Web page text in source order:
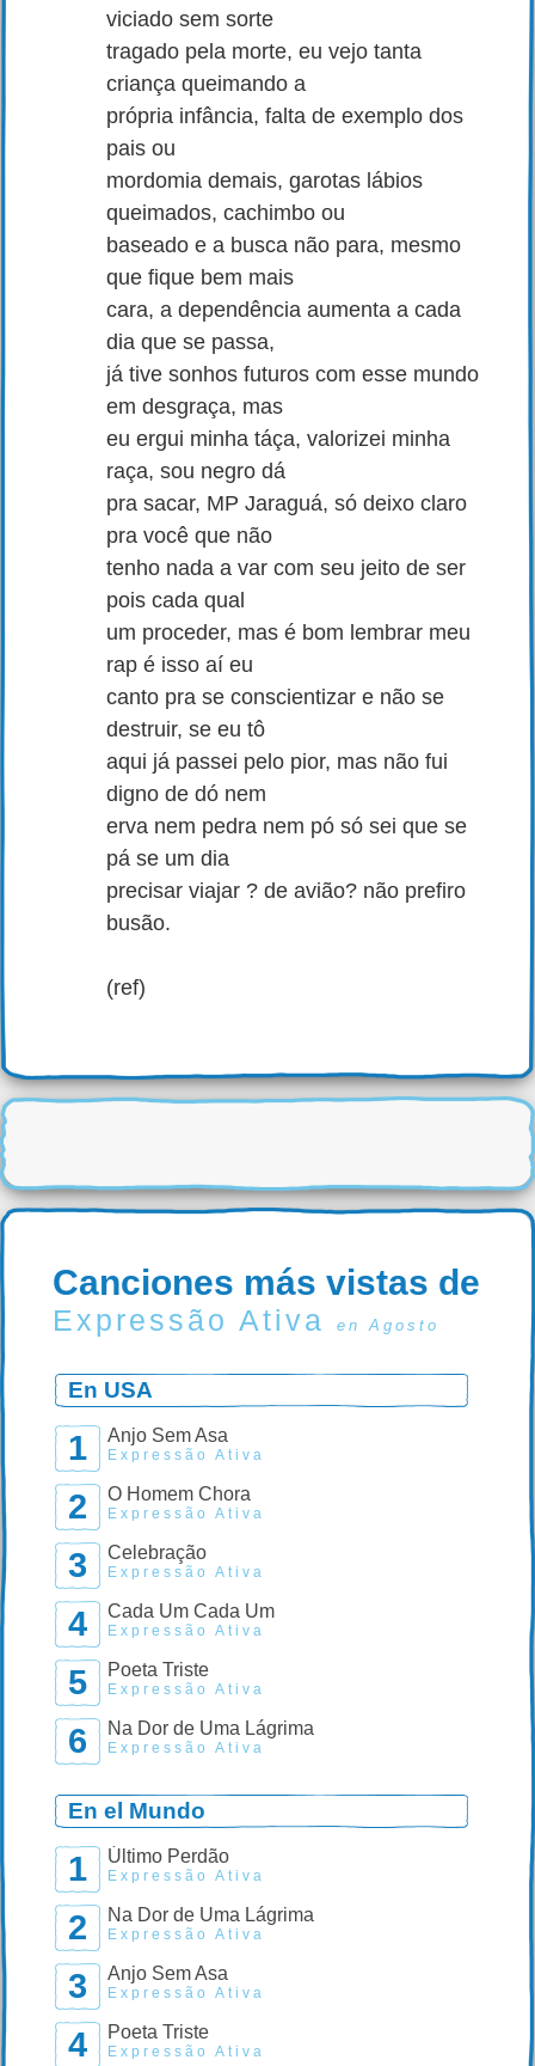
viciado sem sorte
tragado pela morte, eu vejo tanta
criança queimando a
própria infância, falta de exemplo dos
pais ou
mordomia demais, garotas lábios
queimados, cachimbo ou
baseado e a busca não para, mesmo
que fique bem mais
cara, a dependência aumenta a cada
dia que se passa,
já tive sonhos futuros com esse mundo
em desgraça, mas
eu ergui minha táça, valorizei minha
raça, sou negro dá
pra sacar, MP Jaraguá, só deixo claro
pra você que não
tenho nada a var com seu jeito de ser
pois cada qual
um proceder, mas é bom lembrar meu
rap é isso aí eu
canto pra se conscientizar e não se
destruir, se eu tô
aqui já passei pelo pior, mas não fui
digno de dó nem
erva nem pedra nem pó só sei que se
pá se um dia
precisar viajar ? de avião? não prefiro
busão.
(ref)
Canciones más vistas de
Expressão Ativa en Agosto
En USA
1 Anjo Sem Asa
Expressão Ativa
2 O Homem Chora
Expressão Ativa
3 Celebração
Expressão Ativa
4 Cada Um Cada Um
Expressão Ativa
5 Poeta Triste
Expressão Ativa
6 Na Dor de Uma Lágrima
Expressão Ativa
En el Mundo
1 Último Perdão
Expressão Ativa
2 Na Dor de Uma Lágrima
Expressão Ativa
3 Anjo Sem Asa
Expressão Ativa
4 Poeta Triste
Expressão Ativa